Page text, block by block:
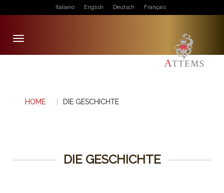
Italiano English Deutsch Français
Toggle
navigation
HOME DIE GESCHICHTE
DIE GESCHICHTE